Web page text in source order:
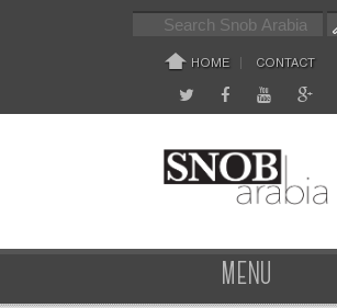
HOME CONTACT
MENU